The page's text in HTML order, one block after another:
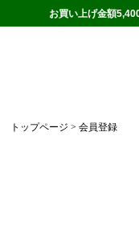
お買い上げ金額
トップページ 会員登録